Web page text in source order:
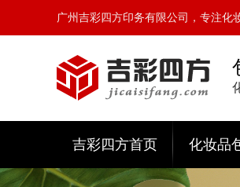
广州吉彩四方印务有限公司，专注化
吉彩四方首页 化妆品